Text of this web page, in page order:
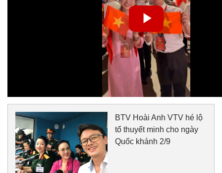
BTV Hoài Anh VTV hé lộ
tổ thuyết minh cho ngày
Quốc khánh 2/9